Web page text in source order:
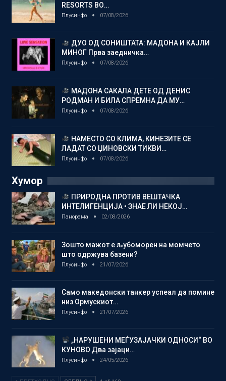
RESORTS ВО…
Плусинфо 07/08/2026
ДУО ОД СОНИШТАТА: МАДОНА И КАЈЛИ
МИНОГ Прва заедничка…
Плусинфо 07/08/2026
МАДОНА САКАЛА ДЕТЕ ОД ДЕНИС
РОДМАН И БИЛА СПРЕМНА ДА МУ…
Плусинфо 07/08/2026
НАМЕСТО СО КЛИМА, КИНЕЗИТЕ СЕ
ЛАДАТ СО ЏИНОВСКИ ТИКВИ…
Плусинфо 07/08/2026
Хумор
ПРИРОДНА ПРОТИВ ВЕШТАЧКА
ИНТЕЛИГЕНЦИЈА • ЗНАЕ ЛИ НЕКОЈ…
Панорама 02/08/2026
Зошто мажот е љубоморен на момчето
што одржува базени?
Плусинфо 21/07/2026
Само македонски танкер успеал да помине
низ Ормускиот…
Плусинфо 21/07/2026
„НАРУШЕНИ МЕЃУЗАЈАЧКИ ОДНОСИ“ ВО
КУНОВО Два зајаци…
Плусинфо 24/05/2026